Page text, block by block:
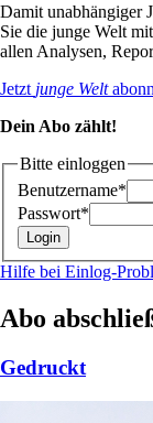
Damit unabhängiger
Sie die junge Welt
allen Analysen,
Jetzt junge Welt
Dein Abo zählt!
Bitte einloggen
Benutzername*
Passwort*
Hilfe bei Einlog-
Abo
Gedruckt